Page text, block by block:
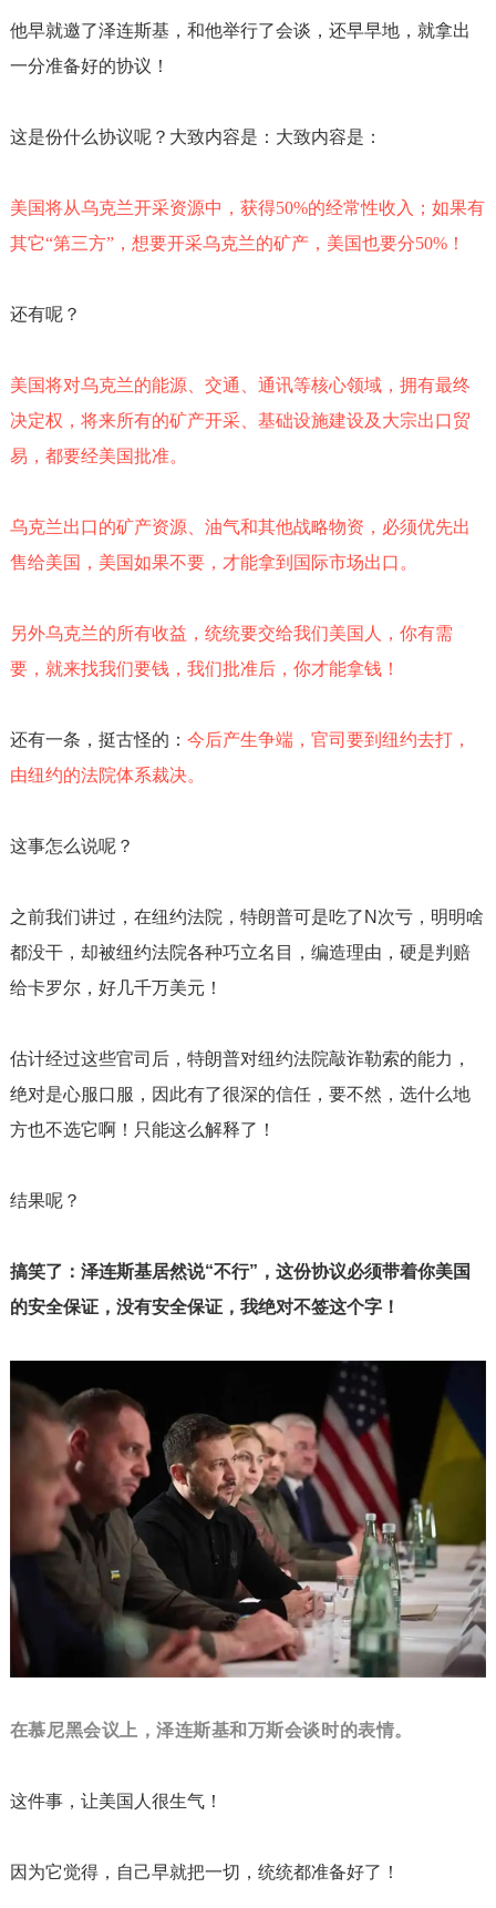
他早就邀了泽连斯基，和他举行了会谈，还早早地，就拿出
一分准备好的协议！
这是份什么协议呢？大致内容是：大致内容是：
美国将从乌克兰开采资源中，获得50%的经常性收入；如果有
其它“第三方”，想要开采乌克兰的矿产，美国也要分50%！
还有呢？
美国将对乌克兰的能源、交通、通讯等核心领域，拥有最终
决定权，将来所有的矿产开采、基础设施建设及大宗出口贸
易，都要经美国批准。
乌克兰出口的矿产资源、油气和其他战略物资，必须优先出
售给美国，美国如果不要，才能拿到国际市场出口。
另外乌克兰的所有收益，统统要交给我们美国人，你有需
要，就来找我们要钱，我们批准后，你才能拿钱！
还有一条，挺古怪的： 今后产生争端，官司要到纽约去打，
由纽约的法院体系裁决。
这事怎么说呢？
之前我们讲过，在纽约法院，特朗普可是吃了 N 次亏，明明啥
都没干，却被纽约法院各种巧立名目，编造理由，硬是判赔
给卡罗尔，好几千万美元！
估计经过这些官司后，特朗普对纽约法院敲诈勒索的能力，
绝对是心服口服，因此有了很深的信任，要不然，选什么地
方也不选它啊！只能这么解释了！
结果呢？
搞笑了：泽连斯基居然说“不行”，这份协议必须带着你美国
的安全保证，没有安全保证，我绝对不签这个字！
在慕尼黑会议上，泽连斯基和万斯会谈时的表情。
这件事，让美国人很生气！
因为它觉得，自己早就把一切，统统都准备好了！